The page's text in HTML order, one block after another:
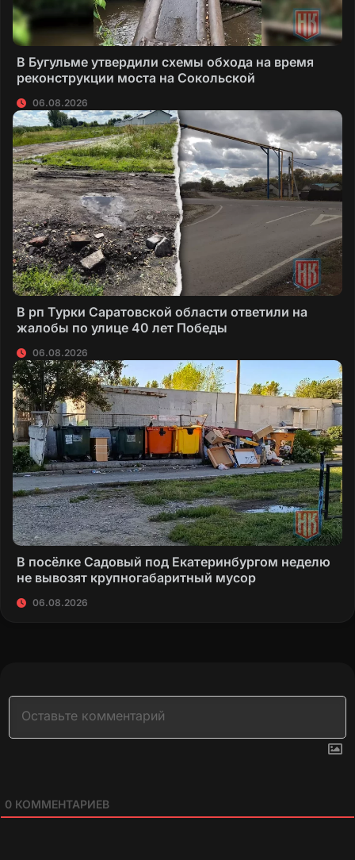
В Бугульме утвердили схемы обхода на время
реконструкции моста на Сокольской
06.08.2026
В рп Турки Саратовской области ответили на
жалобы по улице 40 лет Победы
06.08.2026
В посёлке Садовый под Екатеринбургом неделю
не вывозят крупногабаритный мусор
06.08.2026
0 КОММЕНТАРИЕВ